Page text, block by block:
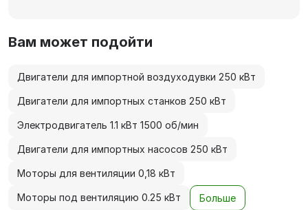
Вам может подойти
Двигатели для импортной воздуходувки 250 кВт
Двигатели для импортных станков 250 кВт
Электродвигатель 1.1 кВт 1500 об/мин
Двигатели для импортных насосов 250 кВт
Моторы для вентиляции 0,18 кВт
Моторы под вентиляцию 0.25 кВт Больше